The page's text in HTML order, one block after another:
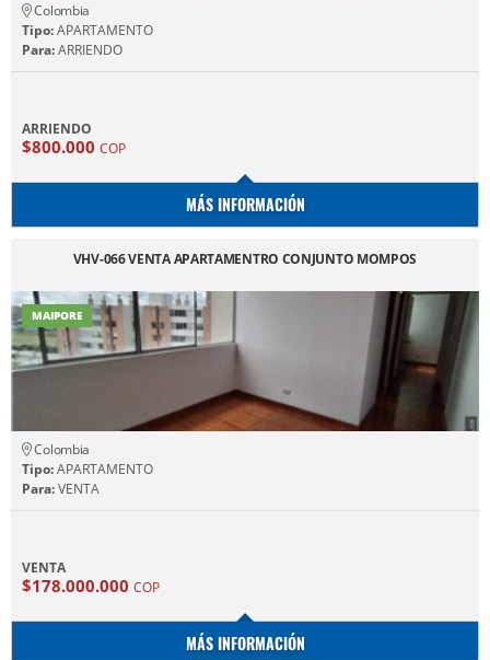
Colombia
Tipo:APARTAMENTO
Para:ARRIENDO
ARRIENDO
$800.000 COP
MÁS INFORMACIÓN
VHV-066 VENTA APARTAMENTRO CONJUNTO MOMPOS
MAIPORE
Colombia
Tipo:APARTAMENTO
Para:VENTA
VENTA
$178.000.000 COP
MÁS INFORMACIÓN